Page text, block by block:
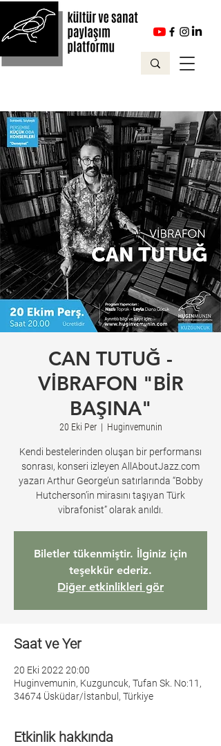
CAN TUTUĞ -
VİBRAFON "BİR
BAŞINA"
20 Eki Per
  |
Huginvemunin
Kendi bestelerinden oluşan bir performansı
sonrası, konseri izleyen AllAboutJazz.com
yazarı Arthur George’un satırlarında “Bobby
Hutcherson’in mirasını taşıyan Türk
vibrafonist” olarak anıldı.
Biletler tükenmiştir. İlginiz için
teşekkür ederiz.
Diğer etkinlikleri gör
Saat ve Yer
20 Eki 2022 20:00
Huginvemunin, Kuzguncuk, Tufan Sk. No:11,
34674 Üsküdar/İstanbul, Türkiye
Etkinlik hakkında